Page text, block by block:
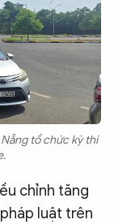
tổ chức kỳ thi
chỉnh tăng
luật trên